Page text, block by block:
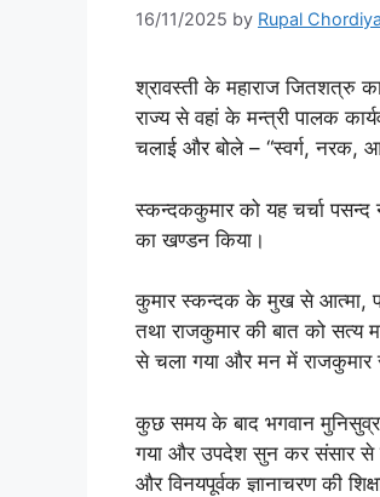
16/11/2025 by Rupal Chordiya
श्रावस्ती के महाराज जितशत्रु
राज्य से वहां के मन्त्री पालक
चलाई और बोले – “स्वर्ग, नरक,
स्कन्दककुमार को यह चर्चा पसन्द
का खण्डन किया।
कुमार स्कन्दक के मुख से आत्मा,
तथा राजकुमार की बात को सत्य
से चला गया और मन में
कुछ समय के बाद भगवान
गया और उपदेश सुन कर संसार से
और विनयपूर्वक ज्ञानाचरण की